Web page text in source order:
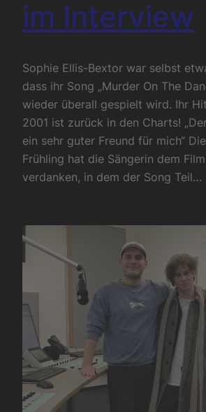
im Interview
Sophie Ellis-Bextor war selbst
dass ihr Song „Murder On The
wieder überall gespielt wird. Ihr
2001 ist zurück in den Charts!
ein sehr guter Freund für mich“
Frühling hat die Sängerin dem Film
verdanken, in dem der Song Teil…